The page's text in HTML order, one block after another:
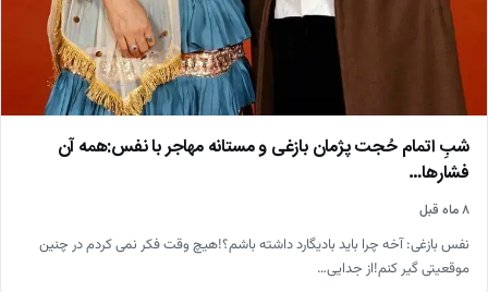
شبِ اتمام حُجت پژمان بازغی و مستانه مهاجر با نفس:همه آن
فشارها…
۸ ماه قبل
نفس بازغی: آخه چرا باید بادیگارد داشته باشم؟!هیچ وقت فکر نمی کردم در چنین
موقعیتی گیر کنم!از جدایی…